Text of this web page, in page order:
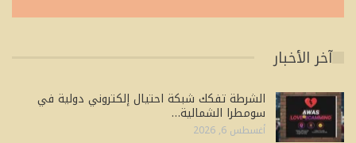
آخر الأخبار
الشرطة تفكك شبكة احتيال إلكتروني دولية في
سومطرا الشمالية…
أغسطس 6, 2026